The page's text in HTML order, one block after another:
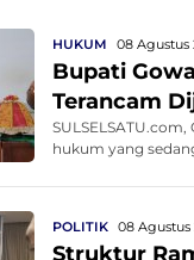
HUKUM 08 Agustus
Bupati
Terancam
hukum yang
POLITIK 08 Agustus
Struktur